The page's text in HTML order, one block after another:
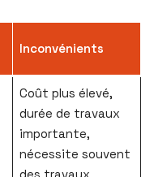
Inconvénients
Coût plus élevé,
durée de travaux
importante,
nécessite souvent